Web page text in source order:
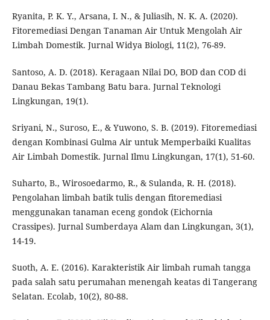
Ryanita, P. K. Y., Arsana, I. N., & Juliasih, N. K. A. (2020).
Fitoremediasi Dengan Tanaman Air Untuk Mengolah Air
Limbah Domestik. Jurnal Widya Biologi, 11(2), 76-89.
Santoso, A. D. (2018). Keragaan Nilai DO, BOD dan COD di
Danau Bekas Tambang Batu bara. Jurnal Teknologi
Lingkungan, 19(1).
Sriyani, N., Suroso, E., & Yuwono, S. B. (2019). Fitoremediasi
dengan Kombinasi Gulma Air untuk Memperbaiki Kualitas
Air Limbah Domestik. Jurnal Ilmu Lingkungan, 17(1), 51-60.
Suharto, B., Wirosoedarmo, R., & Sulanda, R. H. (2018).
Pengolahan limbah batik tulis dengan fitoremediasi
menggunakan tanaman eceng gondok (Eichornia
Crassipes). Jurnal Sumberdaya Alam dan Lingkungan, 3(1),
14-19.
Suoth, A. E. (2016). Karakteristik Air limbah rumah tangga
pada salah satu perumahan menengah keatas di Tangerang
Selatan. Ecolab, 10(2), 80-88.